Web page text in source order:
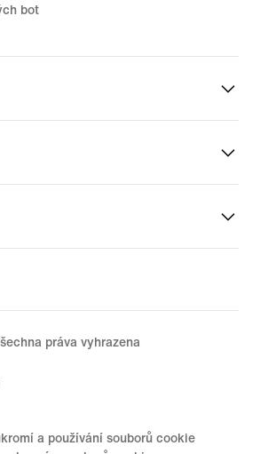
bot
práva vyhrazena
a používání souborů cookie